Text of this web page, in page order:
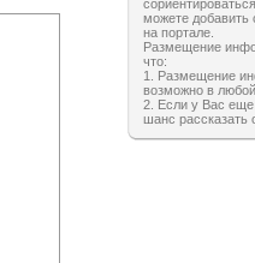
можете
на портале.
Размещение
что:
1. Размещение
возможно в
2. Если у Вас еще
шанс рассказать